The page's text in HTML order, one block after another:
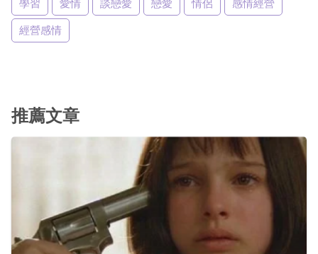
學習 愛情 談戀愛 戀愛 情侶
感情經營
經營感情
推薦文章